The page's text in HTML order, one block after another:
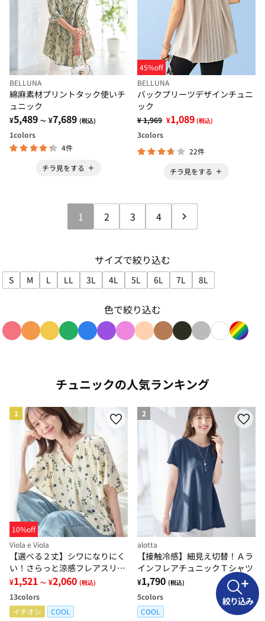
BELLUNA
綿麻素材プリントタック使いチ
ュニック
¥5,489 ～ ¥7,689 (税込)
1colors
4件
チラ見をする
45%off
BELLUNA
バックプリーツデザインチュニ
ック
¥ 1,969 ¥1,089 (税込)
3colors
22件
チラ見をする
1 2 3 4
サイズで絞り込む
S
サイズで絞り込み: S
M
サイズで絞り込み: M
L
サイズで絞り込み: L
LL
サイズで絞り込み: LL
3L
サイズで絞り込み: 3L
4L
サイズで絞り込み: 4L
5L
サイズで絞り込み: 5L
6L
サイズで絞り込み: 6L
7L
サイズで絞り込み: 7L
8L
サイズで絞り込
色で絞り込む
チュニックの人気ランキング
1
10%off
Viola e Viola
【選べる２丈】シワになりにく
い！さらっと涼感フレアスリー
ブブラウス
¥1,521 ～ ¥2,060 (税込)
13colors
イチオシ
COOL
2
alotta
【接触冷感】細見え切替！Ａラ
インフレアチュニックＴシャツ
¥1,790 (税込)
5colors
COOL
絞り込み